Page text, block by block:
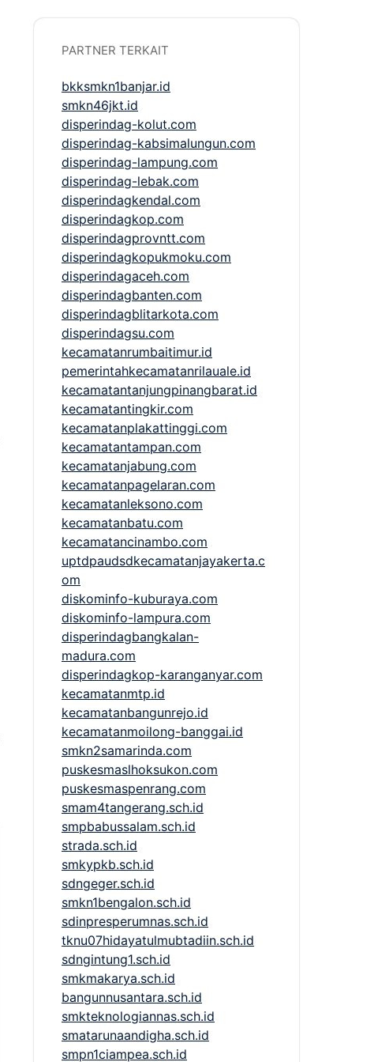
PARTNER TERKAIT
bkksmkn1banjar.id
smkn46jkt.id
disperindag-kolut.com
disperindag-kabsimalungun.com
disperindag-lampung.com
disperindag-lebak.com
disperindagkendal.com
disperindagkop.com
disperindagprovntt.com
disperindagkopukmoku.com
disperindagaceh.com
disperindagbanten.com
disperindagblitarkota.com
disperindagsu.com
kecamatanrumbaitimur.id
pemerintahkecamatanrilauale.id
kecamatantanjungpinangbarat.id
kecamatantingkir.com
kecamatanplakattinggi.com
kecamatantampan.com
kecamatanjabung.com
kecamatanpagelaran.com
kecamatanleksono.com
kecamatanbatu.com
kecamatancinambo.com
uptdpaudsdkecamatanjayakerta.c
om
diskominfo-kuburaya.com
diskominfo-lampura.com
disperindagbangkalan-
madura.com
disperindagkop-karanganyar.com
kecamatanmtp.id
kecamatanbangunrejo.id
kecamatanmoilong-banggai.id
smkn2samarinda.com
puskesmaslhoksukon.com
puskesmaspenrang.com
smam4tangerang.sch.id
smpbabussalam.sch.id
strada.sch.id
smkypkb.sch.id
sdngeger.sch.id
smkn1bengalon.sch.id
sdinpresperumnas.sch.id
tknu07hidayatulmubtadiin.sch.id
sdngintung1.sch.id
smkmakarya.sch.id
bangunnusantara.sch.id
smkteknologiannas.sch.id
smatarunaandigha.sch.id
smpn1ciampea.sch.id